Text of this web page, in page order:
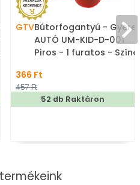
GTVBútorfogantyú -
AUTÓ UM-KID-D-001
Piros - 1 furatos -
gyerekbútor fogantyú
366 Ft
457 Ft
52 db Raktáron